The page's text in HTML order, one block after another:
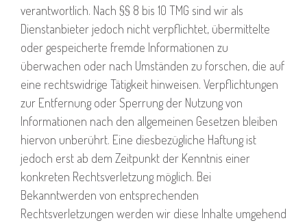
verantwortlich. Nach §§ 8 bis 10 TMG sind wir als
Dienstanbieter jedoch nicht verpflichtet, übermittelte
oder gespeicherte fremde Informationen zu
überwachen oder nach Umständen zu forschen, die auf
eine rechtswidrige Tätigkeit hinweisen. Verpflichtungen
zur Entfernung oder Sperrung der Nutzung von
Informationen nach den allgemeinen Gesetzen bleiben
hiervon unberührt. Eine diesbezügliche Haftung ist
jedoch erst ab dem Zeitpunkt der Kenntnis einer
konkreten Rechtsverletzung möglich. Bei
Bekanntwerden von entsprechenden
Rechtsverletzungen werden wir diese Inhalte umgehend